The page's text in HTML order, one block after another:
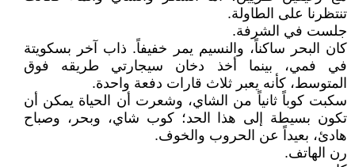
تنتظرنا على الطاولة.
جلست في الشرفة.
كان البحر ساكناً، والنسيم يمر خفيفاً. ذاب آخر بسكويتة
في فمي، بينما أخذ دخان سيجارتي طريقه فوق
المتوسط، كأنه يعبر ثلاث قارات دفعة واحدة.
سكبت كوباً ثانياً من الشاي، وشعرت أن الحياة يمكن أن
تكون بسيطة إلى هذا الحد؛ كوب شاي، وبحر، وصباح
هادئ، بعيداً عن الحروب والخوف.
رن الهاتف.